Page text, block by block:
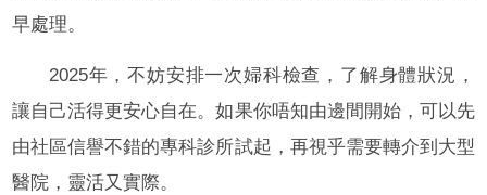
早處理。
2025年，不妨安排一次婦科檢查，了解身體狀況，
讓自己活得更安心自在。如果你唔知由邊間開始，可以先
由社區信譽不錯的專科診所試起，再視乎需要轉介到大型
醫院，靈活又實際。